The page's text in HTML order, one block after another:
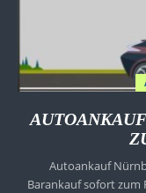
Autoankauf
Barankauf sofort zum